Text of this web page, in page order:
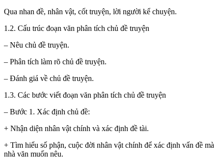
Qua nhan đề, nhân vật, cốt truyện, lời người kể chuyện.
1.2. Cấu trúc đoạn văn phân tích chủ đề truyện
– Nêu chủ đề truyện.
– Phân tích làm rõ chủ đề truyện.
– Đánh giá về chủ đề truyện.
1.3. Các bước viết đoạn văn phân tích chủ đề truyện
– Bước 1. Xác định chủ đề:
+ Nhận diện nhân vật chính và xác định đề tài.
+ Tìm hiểu số phận, cuộc đời nhân vật chính để xác định vấn đề mà
nhà văn muốn nêu.